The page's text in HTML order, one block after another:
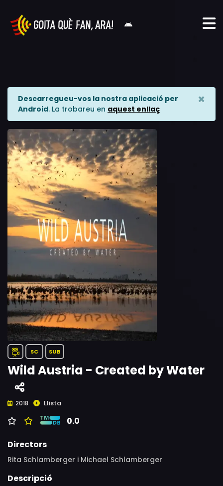
Descarregueu-vos la nostra aplicació per
Android. La trobareu en aquest enllaç
×
SC SUB
Wild Austria - Created by Water
2018 Llista
0.0
Directors
Rita Schlamberger i Michael Schlamberger
Descripció